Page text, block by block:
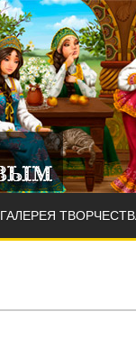
ГАЛЕРЕЯ